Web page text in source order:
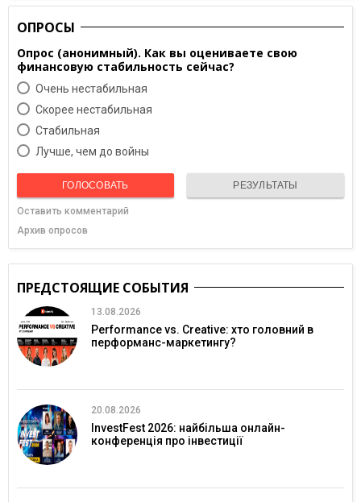
ОПРОСЫ
Опрос (анонимный). Как вы оцениваете свою
финансовую стабильность сейчас?
Очень нестабильная
Скорее нестабильная
Cтабильная
Лучше, чем до войны
ГОЛОСОВАТЬ РЕЗУЛЬТАТЫ
Оставить комментарий
Архив опросов
ПРЕДСТОЯЩИЕ СОБЫТИЯ
13.08.2026
Performance vs. Creative: хто головний в
перформанс-маркетингу?
20.08.2026
InvestFest 2026: найбільша онлайн-
конференція про інвестиції